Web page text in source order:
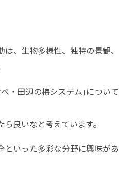
、生物多様性、独特の景観、
・田辺の梅システム｣について
良いなと考えています。
といった多彩な分野に興味があ